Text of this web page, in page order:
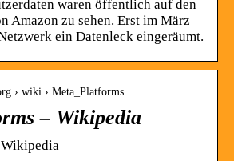
waren öffentlich auf den
Amazon zu sehen. Erst im März
ein Datenleck eingeräumt.
› wiki › Meta_Platforms
– Wikipedia